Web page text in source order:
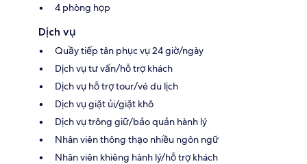
4 phòng họp
Dịch vụ
Quầy tiếp tân phục vụ 24 giờ/ngày
Dịch vụ tư vấn/hỗ trợ khách
Dịch vụ hỗ trợ tour/vé du lịch
Dịch vụ giặt ủi/giặt khô
Dịch vụ trông giữ/bảo quản hành lý
Nhân viên thông thạo nhiều ngôn ngữ
Nhân viên khiêng hành lý/hỗ trợ khách